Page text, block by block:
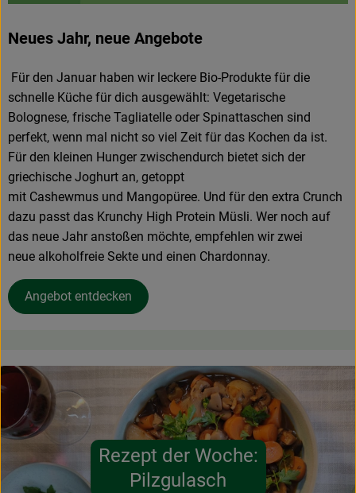
Neues Jahr, neue Angebote
Für den Januar haben wir leckere Bio-Produkte für die
schnelle Küche für dich ausgewählt: Vegetarische
Bolognese, frische Tagliatelle oder Spinattaschen sind
perfekt, wenn mal nicht so viel Zeit für das Kochen da ist.
Für den kleinen Hunger zwischendurch bietet sich der
griechische Joghurt an, getoppt
mit Cashewmus und Mangopüree. Und für den extra Crunch
dazu passt das Krunchy High Protein Müsli. Wer noch auf
das neue Jahr anstoßen möchte, empfehlen wir zwei
neue alkoholfreie Sekte und einen Chardonnay.
Angebot entdecken
Rezept der Woche:
Pilzgulasch